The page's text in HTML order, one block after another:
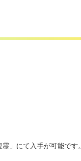
」にて入手が可能です。